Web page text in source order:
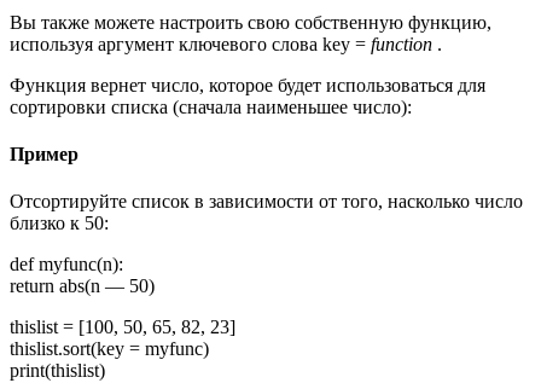
Вы также можете настроить свою собственную функцию,
используя аргумент ключевого слова key = function .
Функция вернет число, которое будет использоваться для
сортировки списка (сначала наименьшее число):
Пример
Отсортируйте список в зависимости от того, насколько число
близко к 50:
def myfunc(n):
return abs(n — 50)
thislist = [100, 50, 65, 82, 23]
thislist.sort(key = myfunc)
print(thislist)